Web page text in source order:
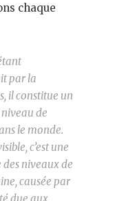
chaque
par la
il constitue un
de
le monde.
c’est une
niveaux de
causée par
due aux